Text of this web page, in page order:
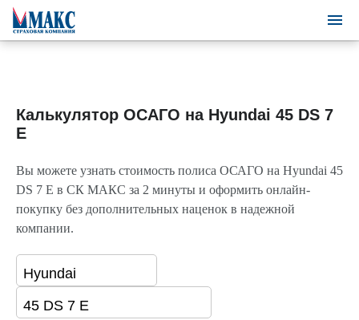
Калькулятор ОСАГО на Hyundai 45 DS 7
E
Вы можете узнать стоимость полиса ОСАГО на Hyundai 45
DS 7 E в СК МАКС за 2 минуты и оформить онлайн-
покупку без дополнительных наценок в надежной
компании.